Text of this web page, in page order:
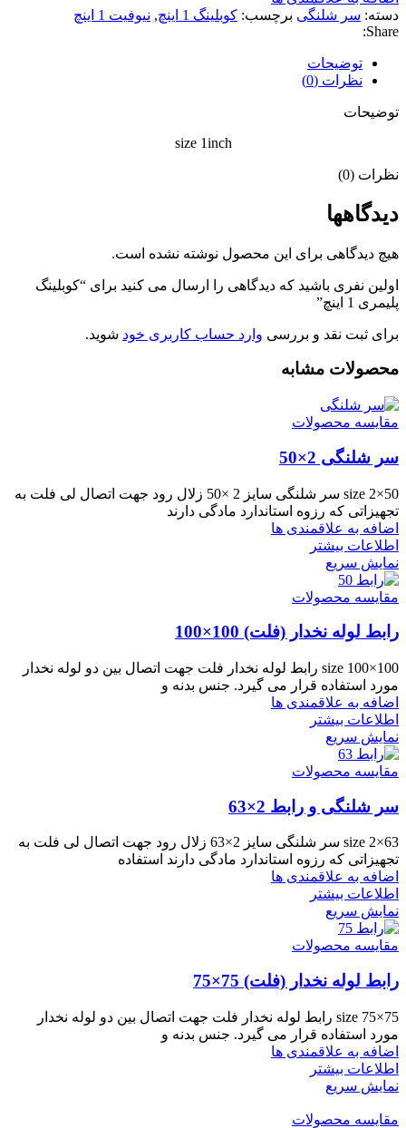
دسته: سر شلنگی برچسب: کوبلینگ 1 اینچ , نیوفیت 1 اینچ
Share:
توضیحات
نظرات (0)
توضیحات
size 1inch
نظرات (0)
دیدگاهها
هیچ دیدگاهی برای این محصول نوشته نشده است.
اولین نفری باشید که دیدگاهی را ارسال می کنید برای “کوبلینگ
پلیمری 1 اینچ”
برای ثبت نقد و بررسی وارد حساب کاربری خود شوید.
محصولات مشابه
مقایسه محصولات
سر شلنگی 2×50
size 2×50 سر شلنگی سایز 2 ×50 زلال رود جهت اتصال لی فلت به
تجهیزاتی که رزوه استاندارد مادگی دارند
اضافه به علاقمندی ها
اطلاعات بیشتر
نمایش سریع
مقایسه محصولات
رابط لوله نخدار (فلت) 100×100
size 100×100 رابط لوله نخدار فلت جهت اتصال بین دو لوله نخدار
مورد استفاده قرار می گیرد. جنس بدنه و
اضافه به علاقمندی ها
اطلاعات بیشتر
نمایش سریع
مقایسه محصولات
سر شلنگی و رابط 2×63
size 2×63 سر شلنگی سایز 2×63 زلال رود جهت اتصال لی فلت به
تجهیزاتی که رزوه استاندارد مادگی دارند استفاده
اضافه به علاقمندی ها
اطلاعات بیشتر
نمایش سریع
مقایسه محصولات
رابط لوله نخدار (فلت) 75×75
size 75×75 رابط لوله نخدار فلت جهت اتصال بین دو لوله نخدار
مورد استفاده قرار می گیرد. جنس بدنه و
اضافه به علاقمندی ها
اطلاعات بیشتر
نمایش سریع
مقایسه محصولات